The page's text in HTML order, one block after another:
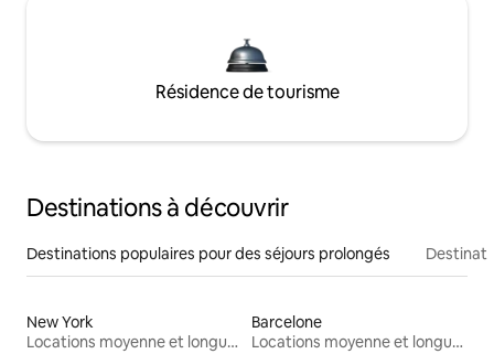
Résidence de tourisme
Destinations à découvrir
Destinations populaires pour des séjours prolongés
New York
Locations moyenne et longue durée
Barcelone
Locations moyenne et longue durée